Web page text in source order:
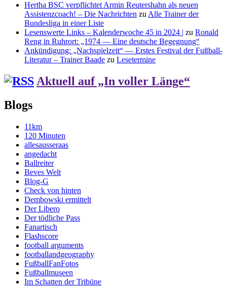
Hertha BSC verpflichtet Armin Reutershahn als neuen
Assistenzcoach! – Die Nachrichten zu Alle Trainer der
Bundesliga in einer Liste
Lesenswerte Links – Kalenderwoche 45 in 2024 | zu Ronald
Reng in Ruhrort: „1974 — Eine deutsche Begegnung“
Ankündigung: „Nachspielzeit“ — Erstes Festival der Fußball-
Literatur – Trainer Baade zu Lesetermine
Aktuell auf „In voller Länge“
Blogs
11km
120 Minuten
allesausseraas
angedacht
Ballreiter
Beves Welt
Blog-G
Check von hinten
Dembowski ermittelt
Der Libero
Der tödliche Pass
Fanartisch
Flashscore
football arguments
footballandgeography
FußballFanFotos
Fußballmuseen
Im Schatten der Tribüne